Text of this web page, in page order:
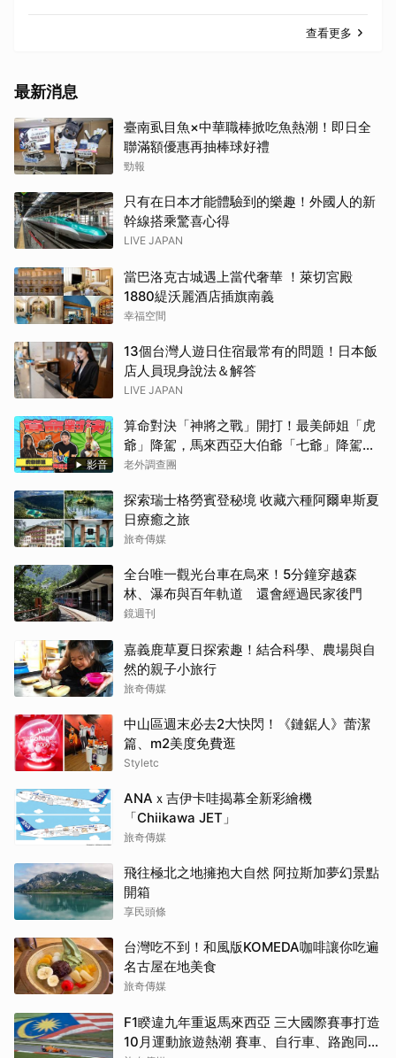
查看更多
最新消息
臺南虱目魚×中華職棒掀吃魚熱潮！即日全
聯滿額優惠再抽棒球好禮
勁報
只有在日本才能體驗到的樂趣！外國人的新
幹線搭乘驚喜心得
LIVE JAPAN
當巴洛克古城遇上當代奢華 ！萊切宮殿
1880緹沃麗酒店插旗南義
幸福空間
13個台灣人遊日住宿最常有的問題！日本飯
店人員現身說法＆解答
LIVE JAPAN
影音
算命對決「神將之戰」開打！最美師姐「虎
爺」降駕，馬來西亞大伯爺「七爺」降駕。
當虎爺對上七爺，神明之間的較量究竟誰會
老外調查團
探索瑞士格勞賓登秘境 收藏六種阿爾卑斯夏
日療癒之旅
旅奇傳媒
全台唯一觀光台車在烏來！5分鐘穿越森
林、瀑布與百年軌道 還會經過民家後門
鏡週刊
嘉義鹿草夏日探索趣！結合科學、農場與自
然的親子小旅行
旅奇傳媒
中山區週末必去2大快閃！《鏈鋸人》蕾潔
篇、m2美度免費逛
Styletc
ANAｘ吉伊卡哇揭幕全新彩繪機
「Chiikawa JET」
旅奇傳媒
飛往極北之地擁抱大自然 阿拉斯加夢幻景點
開箱
享民頭條
台灣吃不到！和風版KOMEDA咖啡讓你吃遍
名古屋在地美食
旅奇傳媒
F1睽違九年重返馬來西亞 三大國際賽事打造
10月運動旅遊熱潮 賽車、自行車、路跑同週